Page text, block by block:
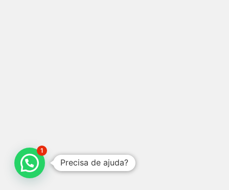
Precisa de ajuda?
1